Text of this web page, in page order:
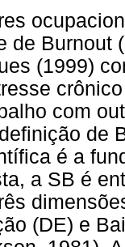
de Burnout
(1999)
com
de
é a
a SB é
(DE) e